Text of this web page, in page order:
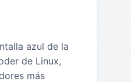
azul de la
de Linux,
más